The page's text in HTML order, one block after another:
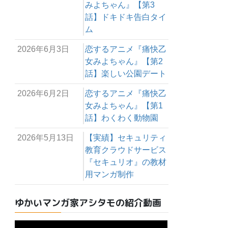
みよちゃん』【第3
話】ドキドキ告白タイ
ム
2026年6月3日
恋するアニメ『痛快乙
女みよちゃん』【第2
話】楽しい公園デート
2026年6月2日
恋するアニメ『痛快乙
女みよちゃん』【第1
話】わくわく動物園
2026年5月13日
【実績】セキュリティ
教育クラウドサービス
『セキュリオ』の教材
用マンガ制作
ゆかいマンガ家アシタモの紹介動画